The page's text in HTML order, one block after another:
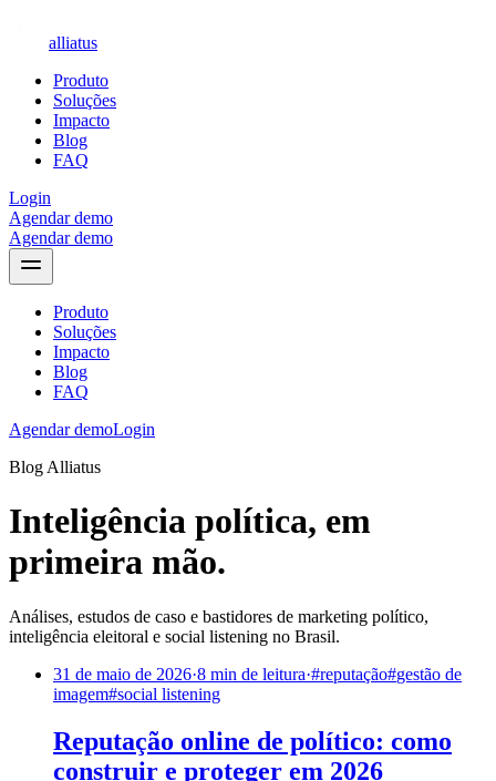
alliatus
Produto
Soluções
Impacto
Blog
FAQ
Login
Agendar demo
Agendar demo
Produto
Soluções
Impacto
Blog
FAQ
Agendar demoLogin
Blog Alliatus
Inteligência política, em
primeira mão.
Análises, estudos de caso e bastidores de marketing político,
inteligência eleitoral e social listening no Brasil.
31 de maio de 2026·8 min de leitura·#reputação#gestão de
imagem#social listening
Reputação online de político: como
construir e proteger em 2026